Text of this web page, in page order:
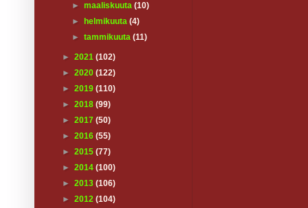
►maaliskuuta(10)
►
helmikuuta(4)
►tammikuuta(11)
► 2021 (102)
► 2020 (122)
► 2019 (110)
► 2018 (99)
► 2017 (50)
► 2016 (55)
► 2015 (77)
► 2014 (100)
► 2013 (106)
► 2012 (104)